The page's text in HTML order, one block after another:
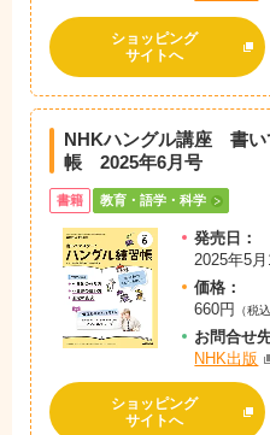
ショッピング
サイトへ
NHKハングル講座 書い
帳 2025年6月号
書籍 教育・語学・科学
発売日：
2025年5月
価格：
660円
（税
お問合せ
NHK出版
ショッピング
サイトへ